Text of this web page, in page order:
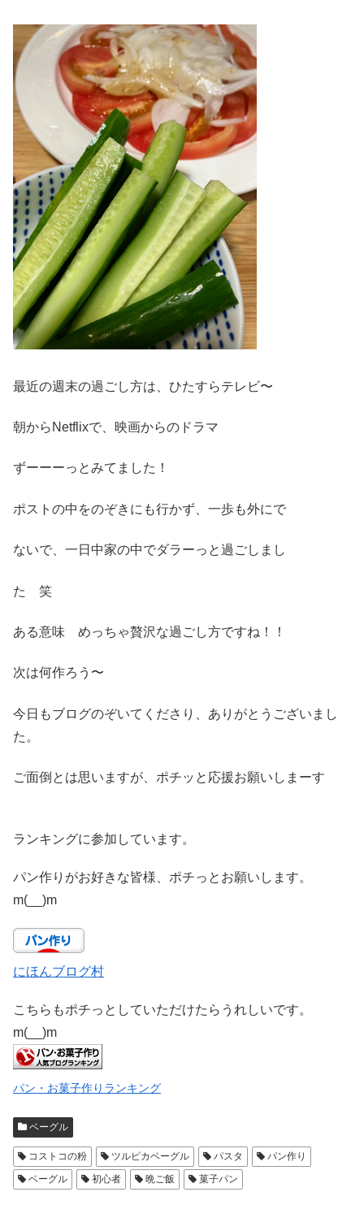
最近の週末の過ごし方は、ひたすらテレビ〜
朝からNetflixで、映画からのドラマ
ずーーーっとみてました！
ポストの中をのぞきにも行かず、一歩も外にで
ないで、一日中家の中でダラーっと過ごしまし
た 笑
ある意味 めっちゃ贅沢な過ごし方ですね！！
次は何作ろう〜
今日もブログのぞいてくださり、ありがとうございまし
た。
ご面倒とは思いますが、ポチッと応援お願いしまーす
ランキングに参加しています。
パン作りがお好きな皆様、ポチっとお願いします。
m(__)m
にほんブログ村
こちらもポチっとしていただけたらうれしいです。
m(__)m
パン・お菓子作りランキング
ベーグル
コストコの粉 ツルピカベーグル パスタ
パン作り
ベーグル
初心者 晩ご飯 菓子パン